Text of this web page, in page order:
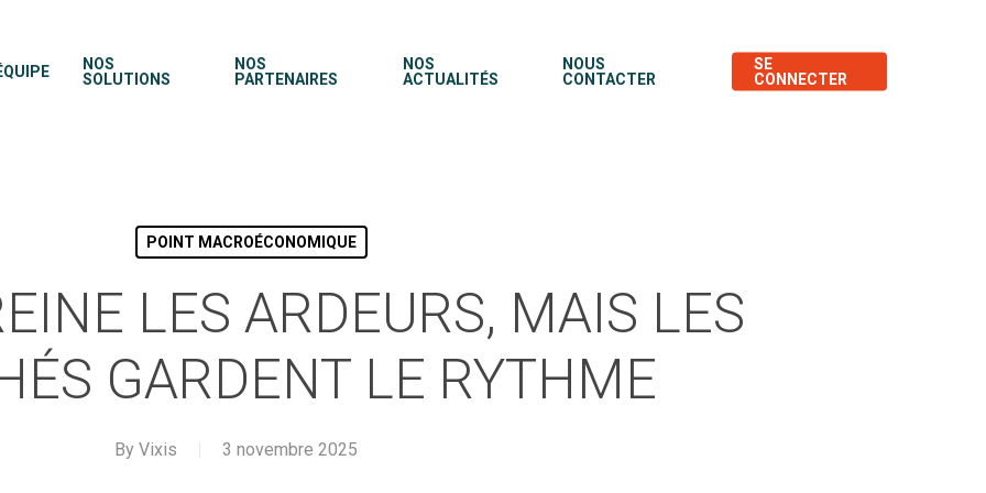
NOS
SOLUTIONS
NOS
PARTENAIRES
NOS
ACTUALITÉS
NOUS
CONTACTER
SE
CONNECTER
POINT MACROÉCONOMIQUE
LES ARDEURS, MAIS LES
GARDENT LE RYTHME
By Vixis 3 novembre 2025